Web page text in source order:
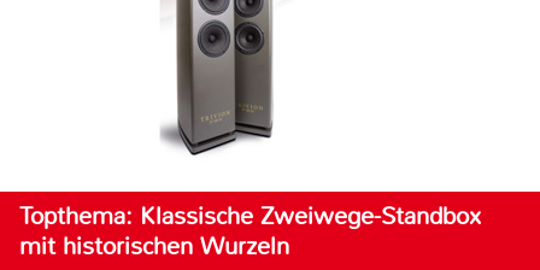
Topthema: Klassische Zweiwege-Standbox
mit historischen Wurzeln